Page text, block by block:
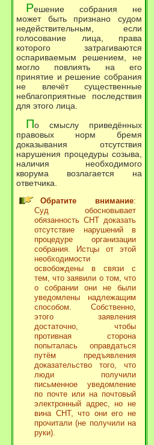
Решение собрания не
может быть признано судом
недействительным, если
голосование лица, права
которого затрагиваются
оспариваемым решением, не
могло повлиять на его
принятие и решение собрания
не влечёт существенные
неблагоприятные последствия
для этого лица.
По смыслу приведённых
правовых норм бремя
доказывания отсутствия
нарушения процедуры созыва,
наличия необходимого
кворума возлагается на
ответчика.
Обратите внимание:
Суд обосновывает
обязанность СНТ доказать
отсутствие нарушений в
процедуре организации
собрания. Истцы от этой
необходимости
освобождены в связи с
тем, что заявили о том, что
о собрании они не были
уведомлены надлежащим
способом. Собственно,
этого заявления
достаточно, чтобы
противная сторона
попыталась оправдаться
путём предъявления
доказательство того, что
люди получили
письменное уведомление
по почте или на почтовый
электронный адрес, но не
вина СНТ, что они его не
прочитали (не получили на
руки).